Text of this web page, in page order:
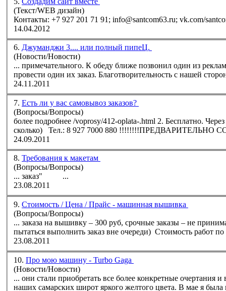
(Текст/WEB дизайн)
14.04.2012
6. Джуманджи 3.... или полный пипеЦ.
(Новости/Новости)
... примечательного. К обеду ближе позвонил один из
провести один их заказ. Благотворительность с нашей
24.11.2011
7. Есть ли у вас самовывоз заказов?
(Вопросы/Вопросы)
более подробнее /voprosy/412-oplata-.html 2. Бесплатно. Через нашего менеджера г.Самара: Евгений (уточняйте у Евгения где и во
сколько) Тел.: 8 927 7000 880
24.09.2011
8. Требования к макетам
(Вопросы/Вопросы)
... заказ
" ...
23.08.2011
9. Стоимость / Цена / Прайс - машинная вышивка
(Вопросы/Вопросы)
... заказа на вышивку – 300 руб, срочные заказы – не
пытаться выполнить заказ
вне очереди) Стоимость
23.08.2011
10. Про мою машину - Turbo Gaga
(Новости/Новости)
... они стали приобретать все более конкретные очертания
наших самарских широт